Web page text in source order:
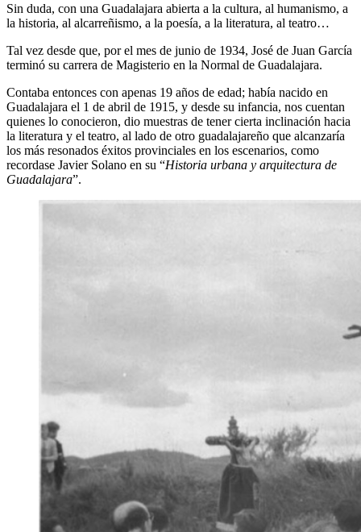
Sin duda, con una Guadalajara abierta a la cultura, al humanismo, a
la historia, al alcarreñismo, a la poesía, a la literatura, al teatro…
Tal vez desde que, por el mes de junio de 1934, José de Juan García
terminó su carrera de Magisterio en la Normal de Guadalajara.
Contaba entonces con apenas 19 años de edad; había nacido en
Guadalajara el 1 de abril de 1915, y desde su infancia, nos cuentan
quienes lo conocieron, dio muestras de tener cierta inclinación hacia
la literatura y el teatro, al lado de otro guadalajareño que alcanzaría
los más resonados éxitos provinciales en los escenarios, como
recordase Javier Solano en su “Historia urbana y arquitectura de
Guadalajara”.